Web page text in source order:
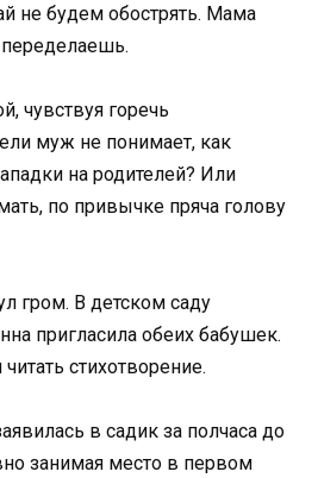
не будем обострять. Мама
чувствуя горечь
муж не понимает, как
на родителей? Или
по привычке пряча голову
гром. В детском саду
пригласила обеих бабушек.
стихотворение.
в садик за полчаса до
занимая место в первом